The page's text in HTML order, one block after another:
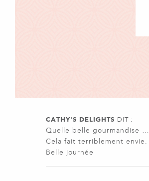
CATHY'S DELIGHTS DIT :
Quelle belle gourmandise …
Cela fait terriblement envie.
Belle journée